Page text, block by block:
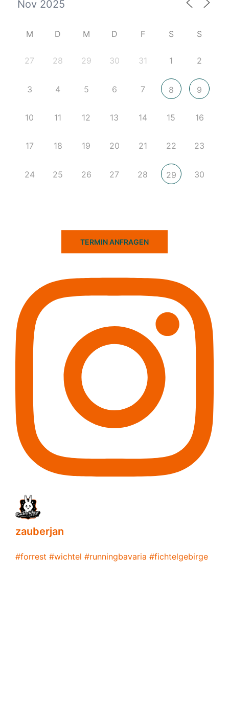
M D M D F S S
27 28 29 30 31 1 2
3 4 5 6 7 8 9
10 11 12 13 14 15 16
17 18 19 20 21 22 23
24 25 26 27 28 29 30
TERMIN ANFRAGEN
zauberjan
#forrest #wichtel #runningbavaria #fichtelgebirge